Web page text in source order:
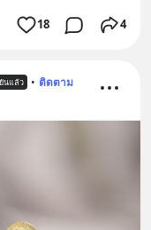
18 4
นแล้ว • ติดตาม